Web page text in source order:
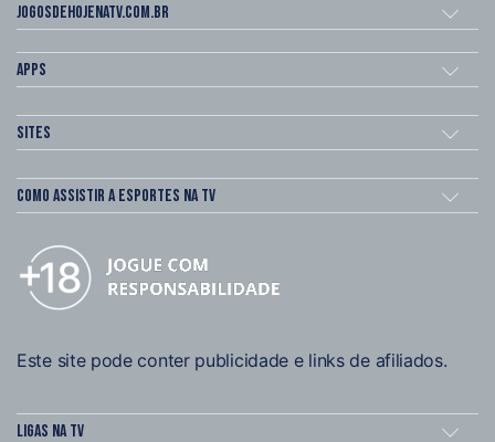
Jogosdehojenatv.com.br
Apps
Sites
Como assistir a esportes na TV
Este site pode conter publicidade e links de afiliados.
Ligas na TV